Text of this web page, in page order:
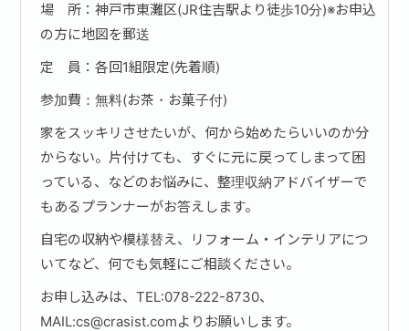
場 所：神戸市東灘区(JR住吉駅より徒歩10分)※お申込
の方に地図を郵送
定 員：各回1組限定(先着順)
参加費：無料(お茶・お菓子付)
家をスッキリさせたいが、何から始めたらいいのか分
からない。片付けても、すぐに元に戻ってしまって困
っている、などのお悩みに、整理収納アドバイザーで
もあるプランナーがお答えします。
自宅の収納や模様替え、リフォーム・インテリアにつ
いてなど、何でも気軽にご相談ください。
お申し込みは、TEL:078-222-8730、
MAIL:cs@crasist.comよりお願いします。